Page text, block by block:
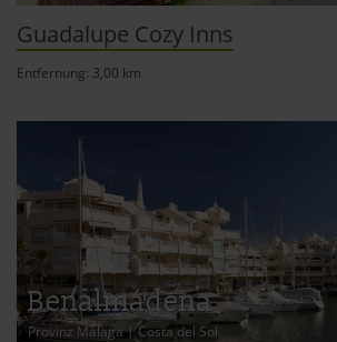
Guadalupe Cozy Inns
Entfernung: 3,00 km
Benalmádena
Provinz Málaga|Costa del Sol